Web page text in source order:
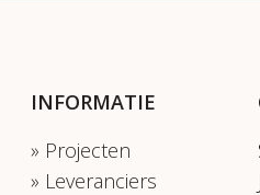
INFORMATIE
Projecten
Leveranciers